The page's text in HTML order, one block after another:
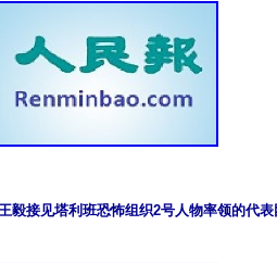
毅接见塔利班恐怖组织2号人物率领的代表